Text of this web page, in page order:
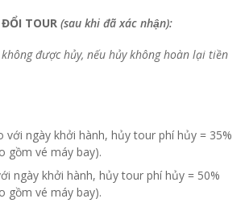
ĐỔI TOUR (sau khi đã xác nhận):
được hủy, nếu hủy không hoàn lại tiền
với ngày khởi hành, hủy tour phí hủy = 35%
gồm vé máy bay).
ngày khởi hành, hủy tour phí hủy = 50%
gồm vé máy bay).